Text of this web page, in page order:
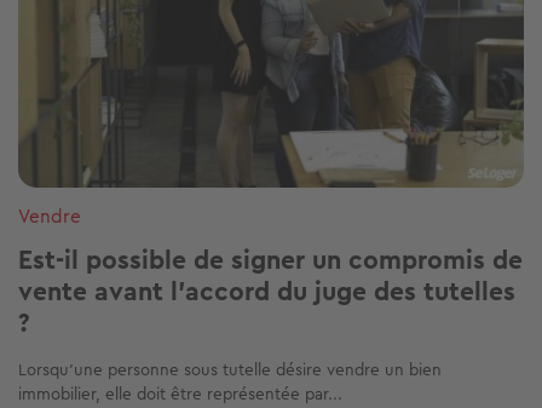
Vendre
Est-il possible de signer un compromis de
vente avant l'accord du juge des tutelles
?
Lorsqu’une personne sous tutelle désire vendre un bien
immobilier, elle doit être représentée par...